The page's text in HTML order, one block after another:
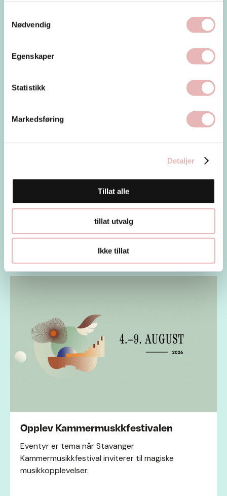
Nødvendig
Egenskaper
Statistikk
Markedsføring
Detaljer
Tillat alle
tillat utvalg
Ikke tillat
Ny butikk på MagasinBlaa
I dag åpnet Stolt Lokalt på MagasinBlaa.
Nyåpninger
Opplev Kammermuskkfestivalen
Eventyr er tema når Stavanger
Kammermusikkfestival inviterer til magiske
musikkopplevelser.